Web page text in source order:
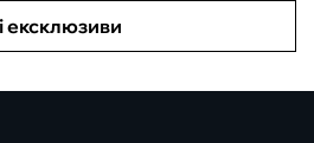
ексклюзиви